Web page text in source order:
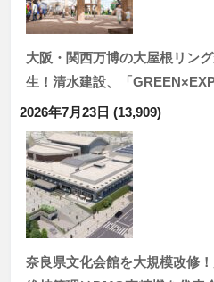
大阪・関西万博の大屋根リン
生！清水建設、「
2026年7月23日 (13,909)
奈良県文化会館を大規模改修